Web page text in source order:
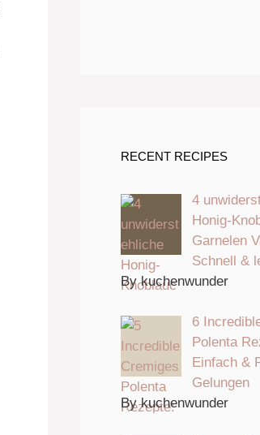
RECENT RECIPES
4
Honig-
Garnelen
Schnell &
By kuchenwunder
6
Polenta
Einfach &
Gelungen
By kuchenwunder